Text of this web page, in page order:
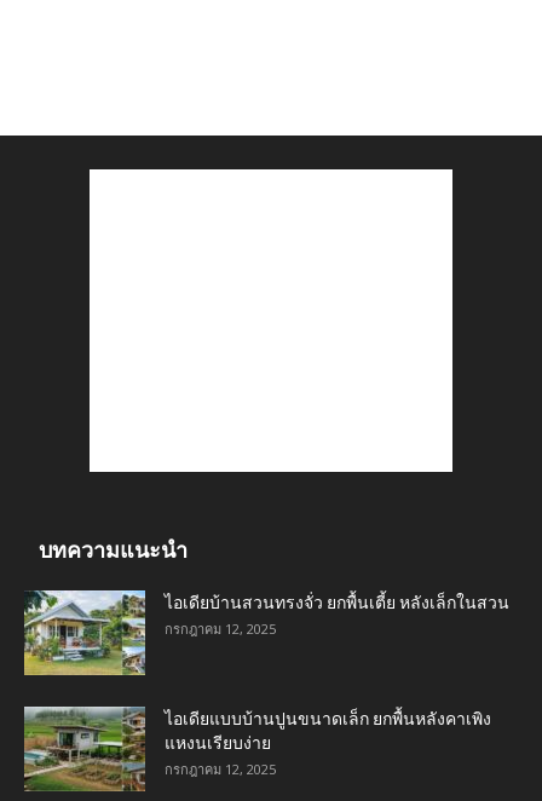
บทความแนะนำ
ไอเดียบ้านสวนทรงจั่ว ยกพื้นเตี้ย หลังเล็กในสวน
กรกฎาคม 12, 2025
ไอเดียแบบบ้านปูนขนาดเล็ก ยกพื้นหลังคาเพิง
แหงนเรียบง่าย
กรกฎาคม 12, 2025